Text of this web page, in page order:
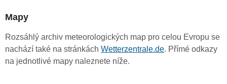
Mapy
Rozsáhlý archiv meteorologických map pro celou Evropu se
nachází také na stránkách Wetterzentrale.de. Přímé odkazy
na jednotlivé mapy naleznete níže.